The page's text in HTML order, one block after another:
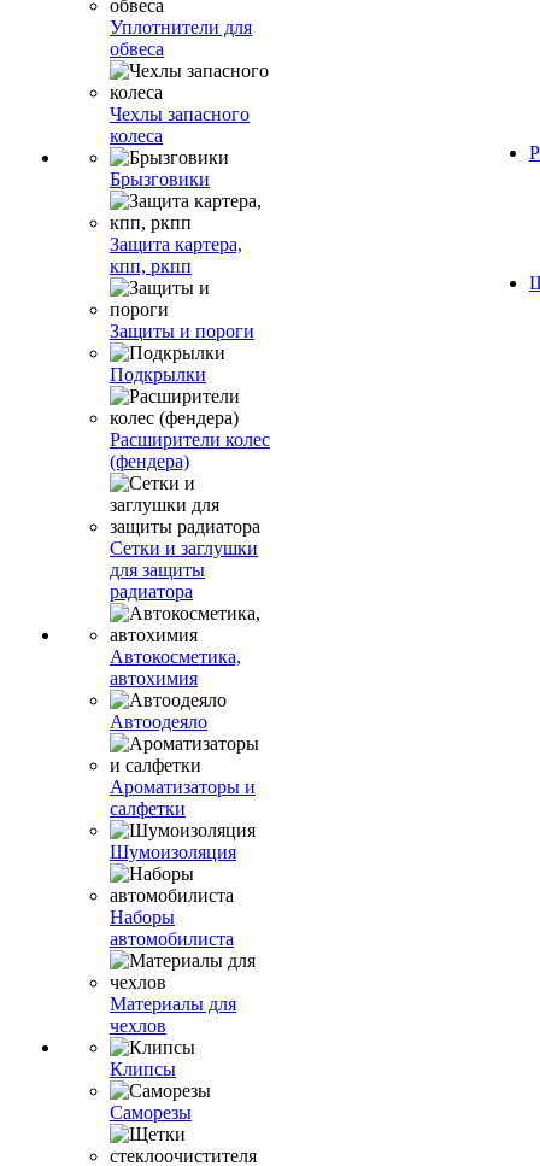
Уплотнители для
обвеса
Чехлы запасного
колеса
Брызговики
Защита картера,
кпп, ркпп
Защиты и пороги
Подкрылки
Расширители колес
(фендера)
Сетки и заглушки
для защиты
радиатора
Автокосметика,
автохимия
Автоодеяло
Ароматизаторы и
салфетки
Шумоизоляция
Наборы
автомобилиста
Материалы для
чехлов
Клипсы
Саморезы